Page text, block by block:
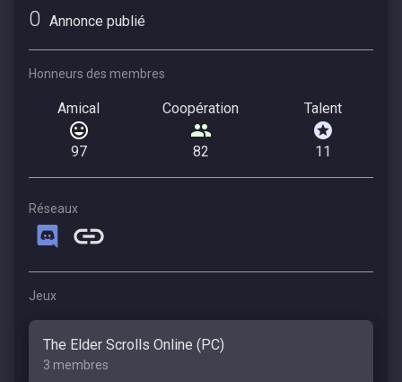
0 Annonce publié
Honneurs des membres
Amical
97
Coopération
82
Talent
11
Réseaux
Jeux
The Elder Scrolls Online (PC)
3 membres